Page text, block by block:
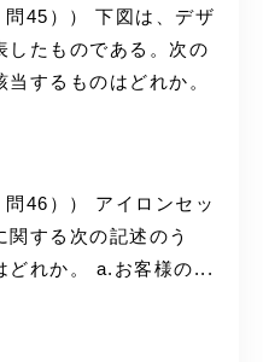
問45）） 下図は、デザ
したものである。次の
するものはどれか。
問46）） アイロンセッ
関する次の記述のう
どれか。 a.お客様の...